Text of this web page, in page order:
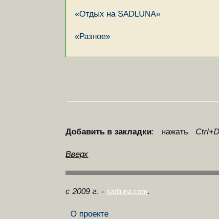
«Отдых на SADLUNA»
«Разное»
Добавить в закладки: нажать
Вверх
с 2009 г. - sadluna.com.
О проекте